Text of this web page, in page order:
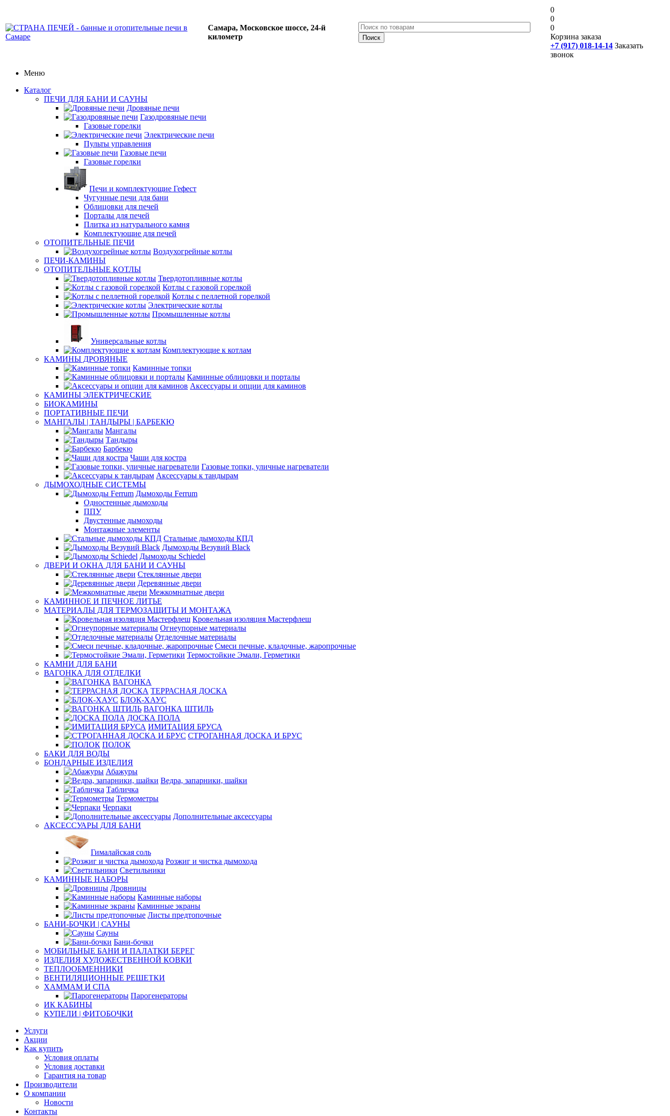
Самара, Московское шоссе, 24-й
километр
0
0
0
Корзина заказа
+7 (917) 018-14-14 Заказать
звонок
Меню
Каталог
ПЕЧИ ДЛЯ БАНИ И САУНЫ
Дровяные печи
Газодровяные печи
Газовые горелки
Электрические печи
Пульты управления
Газовые печи
Газовые горелки
Печи и комплектующие Гефест
Чугунные печи для бани
Облицовки для печей
Порталы для печей
Плитка из натурального камня
Комплектующие для печей
ОТОПИТЕЛЬНЫЕ ПЕЧИ
Воздухогрейные котлы
ПЕЧИ-КАМИНЫ
ОТОПИТЕЛЬНЫЕ КОТЛЫ
Твердотопливные котлы
Котлы с газовой горелкой
Котлы с пеллетной горелкой
Электрические котлы
Промышленные котлы
Универсальные котлы
Комплектующие к котлам
КАМИНЫ ДРОВЯНЫЕ
Каминные топки
Каминные облицовки и порталы
Аксессуары и опции для каминов
КАМИНЫ ЭЛЕКТРИЧЕСКИЕ
БИОКАМИНЫ
ПОРТАТИВНЫЕ ПЕЧИ
МАНГАЛЫ | ТАНДЫРЫ | БАРБЕКЮ
Мангалы
Тандыры
Барбекю
Чаши для костра
Газовые топки, уличные нагреватели
Аксессуары к тандырам
ДЫМОХОДНЫЕ СИСТЕМЫ
Дымоходы Ferrum
Одностенные дымоходы
ППУ
Двустенные дымоходы
Монтажные элементы
Стальные дымоходы КПД
Дымоходы Везувий Black
Дымоходы Schiedel
ДВЕРИ И ОКНА ДЛЯ БАНИ И САУНЫ
Стеклянные двери
Деревянные двери
Межкомнатные двери
КАМИННОЕ И ПЕЧНОЕ ЛИТЬЕ
МАТЕРИАЛЫ ДЛЯ ТЕРМОЗАЩИТЫ И МОНТАЖА
Кровельная изоляция Мастерфлеш
Огнеупорные материалы
Отделочные материалы
Смеси печные, кладочные, жаропрочные
Термостойкие Эмали, Герметики
КАМНИ ДЛЯ БАНИ
ВАГОНКА ДЛЯ ОТДЕЛКИ
ВАГОНКА
ТЕРРАСНАЯ ДОСКА
БЛОК-ХАУС
ВАГОНКА ШТИЛЬ
ДОСКА ПОЛА
ИМИТАЦИЯ БРУСА
СТРОГАННАЯ ДОСКА И БРУС
ПОЛОК
БАКИ ДЛЯ ВОДЫ
БОНДАРНЫЕ ИЗДЕЛИЯ
Абажуры
Ведра, запарники, шайки
Табличка
Термометры
Черпаки
Дополнительные аксессуары
АКСЕССУАРЫ ДЛЯ БАНИ
Гималайская соль
Розжиг и чистка дымохода
Светильники
КАМИННЫЕ НАБОРЫ
Дровницы
Каминные наборы
Каминные экраны
Листы предтопочные
БАНИ-БОЧКИ | САУНЫ
Сауны
Бани-бочки
МОБИЛЬНЫЕ БАНИ И ПАЛАТКИ БЕРЕГ
ИЗДЕЛИЯ ХУДОЖЕСТВЕННОЙ КОВКИ
ТЕПЛООБМЕННИКИ
ВЕНТИЛЯЦИОННЫЕ РЕШЕТКИ
ХАММАМ И СПА
Парогенераторы
ИК КАБИНЫ
КУПЕЛИ | ФИТОБОЧКИ
Услуги
Акции
Как купить
Условия оплаты
Условия доставки
Гарантия на товар
Производители
О компании
Новости
Контакты